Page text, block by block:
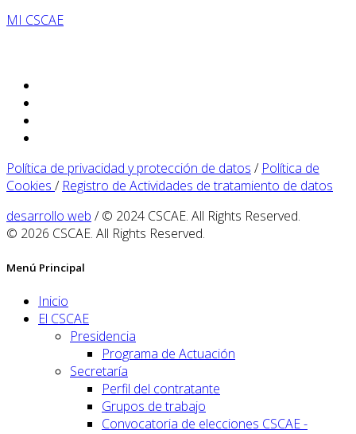
MI CSCAE
Política de privacidad y protección de datos / Política de
Cookies / Registro de Actividades de tratamiento de datos
desarrollo web / © 2024 CSCAE. All Rights Reserved.
© 2026 CSCAE. All Rights Reserved.
Menú Principal
Inicio
El CSCAE
Presidencia
Programa de Actuación
Secretaría
Perfil del contratante
Grupos de trabajo
Convocatoria de elecciones CSCAE -